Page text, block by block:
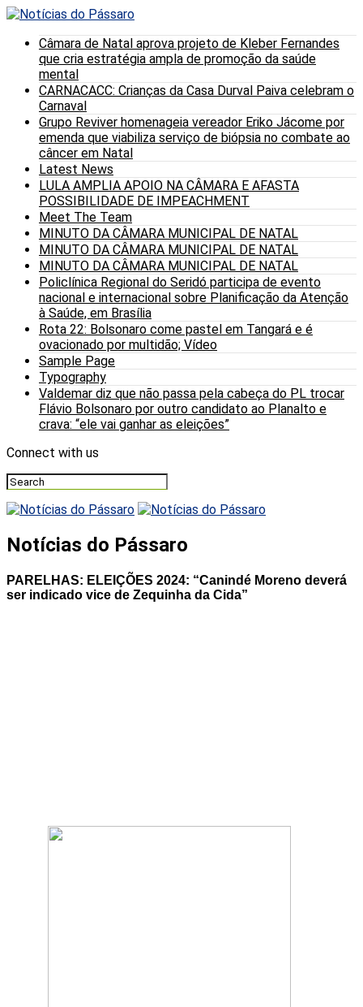
Câmara de Natal aprova projeto de Kleber Fernandes
que cria estratégia ampla de promoção da saúde
mental
CARNACACC: Crianças da Casa Durval Paiva celebram o
Carnaval
Grupo Reviver homenageia vereador Eriko Jácome por
emenda que viabiliza serviço de biópsia no combate ao
câncer em Natal
Latest News
LULA AMPLIA APOIO NA CÂMARA E AFASTA
POSSIBILIDADE DE IMPEACHMENT
Meet The Team
MINUTO DA CÂMARA MUNICIPAL DE NATAL
MINUTO DA CÂMARA MUNICIPAL DE NATAL
MINUTO DA CÂMARA MUNICIPAL DE NATAL
Policlínica Regional do Seridó participa de evento
nacional e internacional sobre Planificação da Atenção
à Saúde, em Brasília
Rota 22: Bolsonaro come pastel em Tangará e é
ovacionado por multidão; Vídeo
Sample Page
Typography
Valdemar diz que não passa pela cabeça do PL trocar
Flávio Bolsonaro por outro candidato ao Planalto e
crava: “ele vai ganhar as eleições”
Connect with us
Notícias do Pássaro
PARELHAS: ELEIÇÕES 2024: “Canindé Moreno deverá
ser indicado vice de Zequinha da Cida”